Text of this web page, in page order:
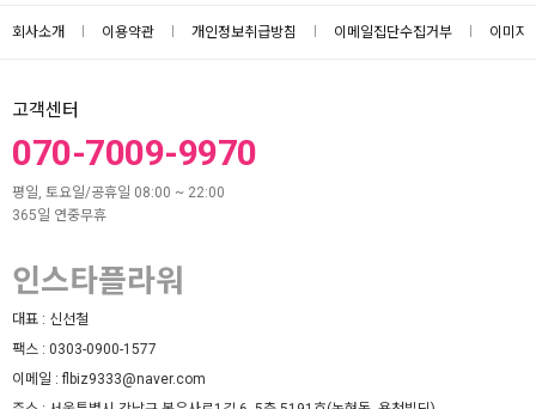
회사소개 이용약관 개인정보취급방침 이메일집단수집거부 이미지
고객센터
070-7009-9970
평일, 토요일/공휴일 08:00 ~ 22:00
365일 연중무휴
인스타플라워
대표 : 신선철
팩스 : 0303-0900-1577
이메일 :flbiz9333@naver.com